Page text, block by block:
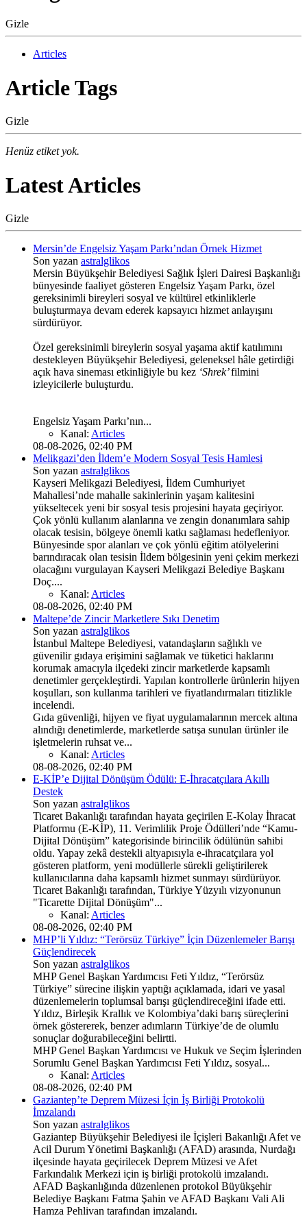
Gizle
Articles
Article Tags
Gizle
Henüz etiket yok.
Latest Articles
Gizle
Mersin’de Engelsiz Yaşam Parkı’ndan Örnek Hizmet
Son yazan astralglikos
Mersin Büyükşehir Belediyesi Sağlık İşleri Dairesi Başkanlığı
bünyesinde faaliyet gösteren Engelsiz Yaşam Parkı, özel
gereksinimli bireyleri sosyal ve kültürel etkinliklerle
buluşturmaya devam ederek kapsayıcı hizmet anlayışını
sürdürüyor.
Özel gereksinimli bireylerin sosyal yaşama aktif katılımını
destekleyen Büyükşehir Belediyesi, geleneksel hâle getirdiği
açık hava sineması etkinliğiyle bu kez ‘Shrek’filmini
izleyicilerle buluşturdu.
Engelsiz Yaşam Parkı’nın...
Kanal: Articles
08-08-2026, 02:40 PM
Melikgazi’den İldem’e Modern Sosyal Tesis Hamlesi
Son yazan astralglikos
Kayseri Melikgazi Belediyesi, İldem Cumhuriyet
Mahallesi’nde mahalle sakinlerinin yaşam kalitesini
yükseltecek yeni bir sosyal tesis projesini hayata geçiriyor.
Çok yönlü kullanım alanlarına ve zengin donanımlara sahip
olacak tesisin, bölgeye önemli katkı sağlaması hedefleniyor.
Bünyesinde spor alanları ve çok yönlü eğitim atölyelerini
barındıracak olan tesisin İldem bölgesinin yeni çekim merkezi
olacağını vurgulayan Kayseri Melikgazi Belediye Başkanı
Doç....
Kanal: Articles
08-08-2026, 02:40 PM
Maltepe’de Zincir Marketlere Sıkı Denetim
Son yazan astralglikos
İstanbul Maltepe Belediyesi, vatandaşların sağlıklı ve
güvenilir gıdaya erişimini sağlamak ve tüketici haklarını
korumak amacıyla ilçedeki zincir marketlerde kapsamlı
denetimler gerçekleştirdi. Yapılan kontrollerle ürünlerin hijyen
koşulları, son kullanma tarihleri ve fiyatlandırmaları titizlikle
incelendi.
Gıda güvenliği, hijyen ve fiyat uygulamalarının mercek altına
alındığı denetimlerde, marketlerde satışa sunulan ürünler ile
işletmelerin ruhsat ve...
Kanal: Articles
08-08-2026, 02:40 PM
E-KİP’e Dijital Dönüşüm Ödülü: E-İhracatçılara Akıllı
Destek
Son yazan astralglikos
Ticaret Bakanlığı tarafından hayata geçirilen E-Kolay İhracat
Platformu (E-KİP), 11. Verimlilik Proje Ödülleri’nde “Kamu-
Dijital Dönüşüm” kategorisinde birincilik ödülünün sahibi
oldu. Yapay zekâ destekli altyapısıyla e-ihracatçılara yol
gösteren platform, yeni modüllerle sürekli geliştirilerek
kullanıcılarına daha kapsamlı hizmet sunmayı sürdürüyor.
Ticaret Bakanlığı tarafından, Türkiye Yüzyılı vizyonunun
"Ticarette Dijital Dönüşüm"...
Kanal: Articles
08-08-2026, 02:40 PM
MHP’li Yıldız: “Terörsüz Türkiye” İçin Düzenlemeler Barışı
Güçlendirecek
Son yazan astralglikos
MHP Genel Başkan Yardımcısı Feti Yıldız, “Terörsüz
Türkiye” sürecine ilişkin yaptığı açıklamada, idari ve yasal
düzenlemelerin toplumsal barışı güçlendireceğini ifade etti.
Yıldız, Birleşik Krallık ve Kolombiya’daki barış süreçlerini
örnek göstererek, benzer adımların Türkiye’de de olumlu
sonuçlar doğurabileceğini belirtti.
MHP Genel Başkan Yardımcısı ve Hukuk ve Seçim İşlerinden
Sorumlu Genel Başkan Yardımcısı Feti Yıldız, sosyal...
Kanal: Articles
08-08-2026, 02:40 PM
Gaziantep’te Deprem Müzesi İçin İş Birliği Protokolü
İmzalandı
Son yazan astralglikos
Gaziantep Büyükşehir Belediyesi ile İçişleri Bakanlığı Afet ve
Acil Durum Yönetimi Başkanlığı (AFAD) arasında, Nurdağı
ilçesinde hayata geçirilecek Deprem Müzesi ve Afet
Farkındalık Merkezi için iş birliği protokolü imzalandı.
AFAD Başkanlığında düzenlenen protokol Büyükşehir
Belediye Başkanı Fatma Şahin ve AFAD Başkanı Vali Ali
Hamza Pehlivan tarafından imzalandı.